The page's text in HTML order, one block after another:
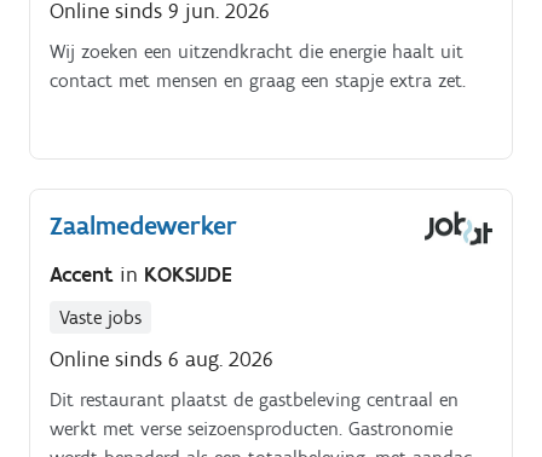
Online sinds 9 jun. 2026
Wij zoeken een uitzendkracht die energie haalt uit
contact met mensen en graag een stapje extra zet.
Zaalmedewerker
Accent in KOKSIJDE
Vaste jobs
Online sinds 6 aug. 2026
Dit restaurant plaatst de gastbeleving centraal en
werkt met verse seizoensproducten. Gastronomie